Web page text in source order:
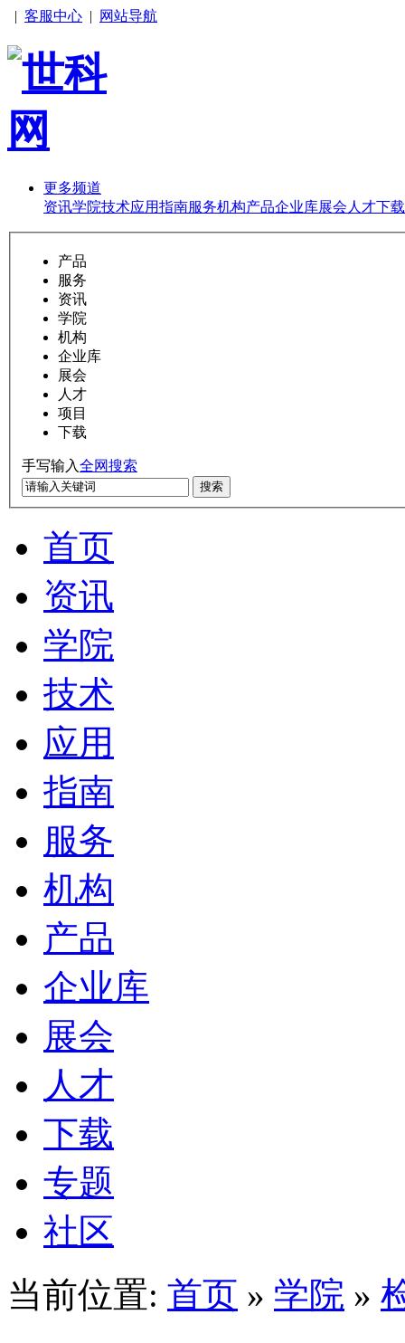
| 客服中心 | 网站导航
更多频道
资讯学院技术应用指南服务机构产品企业库展会 人才下载
产品
服务
资讯
学院
机构
企业库
展会
人才
项目
下载
手写输入全网搜索
搜索
首页
资讯
学院
技术
应用
指南
服务
机构
产品
企业库
展会
人才
下载
专题
社区
当前位置: 首页 » 学院 »